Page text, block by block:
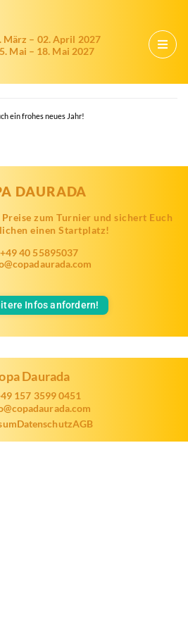
März – 02. April 2027
Mai – 18. Mai 2027
ein frohes neues Jahr!
DAURADA
zum Turnier und sichert Euch
einen Startplatz!
+49 40 55895037
Infos anfordern!
Daurada
157 3599 0451
DatenschutzAGB